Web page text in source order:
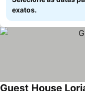
exatos.
Guest House